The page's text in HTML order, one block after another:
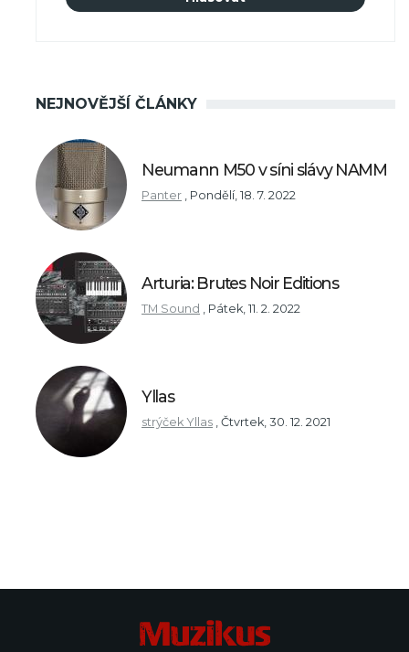
NEJNOVĚJŠÍ ČLÁNKY
Neumann M50 v síni slávy NAMM
Panter Pondělí, 18. 7. 2022
Arturia: Brutes Noir Editions
TM Sound Pátek, 11. 2. 2022
Yllas
strýček Yllas Čtvrtek, 30. 12. 2021